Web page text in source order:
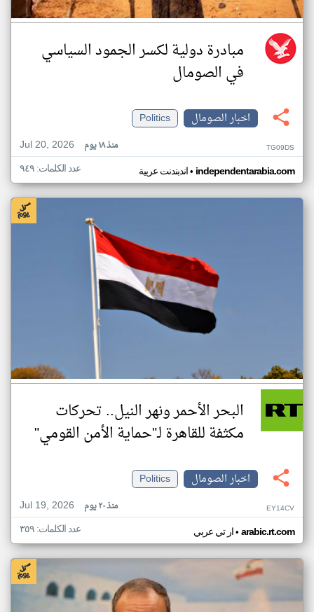
مبادرة دولية لكسر الجمود السياسي
في الصومال
اخبار الصومال
Politics
Jul 20, 2026
منذ ١٨ يوم TG09DS
اندبندنت عربية• independentarabia.com عدد الكلمات: ٩٤٩
البحر الأحمر ونهر النيل.. تحركات
مكثفة للقاهرة لـ"حماية الأمن القومي"
اخبار الصومال
Politics
Jul 19, 2026
منذ ٢٠ يوم EY14CV
ار تي عربي• arabic.rt.com عدد الكلمات: ٣٥٩